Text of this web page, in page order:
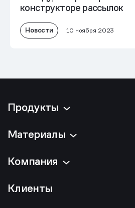
конструкторе рассылок
Новости 10 ноября 2023
Продукты
Материалы
Компания
Клиенты